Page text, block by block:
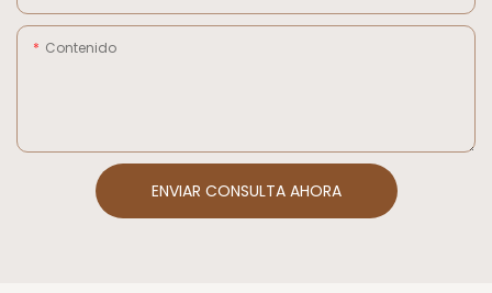
Contenido
ENVIAR CONSULTA AHORA